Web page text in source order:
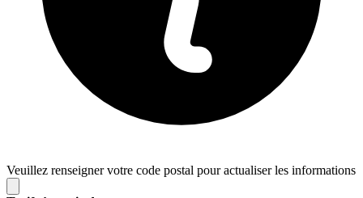
Veuillez renseigner votre code postal pour actualiser les informations